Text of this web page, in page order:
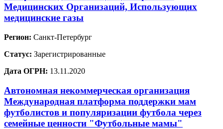
Медицинских Организаций, Использующих
медицинские газы
Регион: Санкт-Петербург
Статус: Зарегистрированные
Дата ОГРН: 13.11.2020
Автономная некоммерческая организация
Международная платформа поддержки мам
футболистов и популяризации футбола через
семейные ценности "Футбольные мамы"